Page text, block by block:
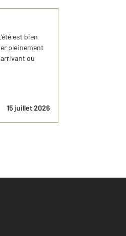
est bien
pleinement
ou
15 juillet 2026